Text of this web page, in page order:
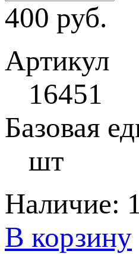
400 руб.
Артикул
16451
Базовая
шт
Наличие:
В корзину